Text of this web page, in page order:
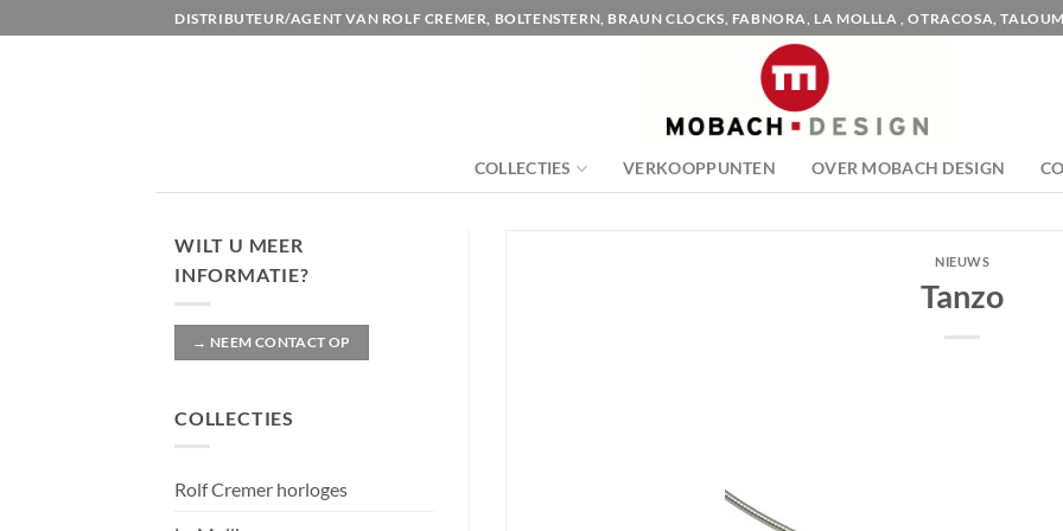
naar
DISTRIBUTEUR/AGENT VAN ROLF CREMER, BOLTENSTERN, BRAUN CLOCKS, FABNORA, LA MOLLLA , OTRACOSA,
COLLECTIES VERKOOPPUNTEN OVER MOBACH DESIGN
WILT U MEER
INFORMATIE?
→ NEEM CONTACT OP
COLLECTIES
Rolf Cremer horloges
NIEUWS
Tanzo